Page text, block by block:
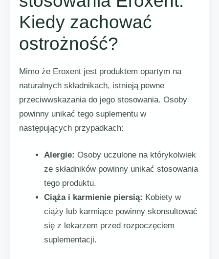
Kiedy zachować
ostrożność?
Mimo że Eroxent jest produktem opartym na
naturalnych składnikach, istnieją pewne
przeciwwskazania do jego stosowania. Osoby
powinny unikać tego suplementu w
następujących przypadkach:
Alergie: Osoby uczulone na którykolwiek
ze składników powinny unikać stosowania
tego produktu.
Ciąża i karmienie piersią: Kobiety w
ciąży lub karmiące powinny skonsultować
się z lekarzem przed rozpoczęciem
suplementacji.